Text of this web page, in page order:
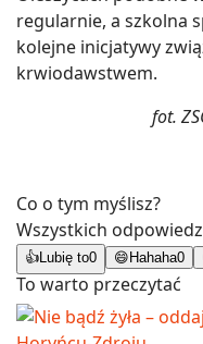
regularnie, a szkolna
kolejne inicjatywy
krwiodawstwem.
fot.
Co o tym myślisz?
Wszystkich
👍 Lubię to0 😄 Hahaha0
To warto przeczytać